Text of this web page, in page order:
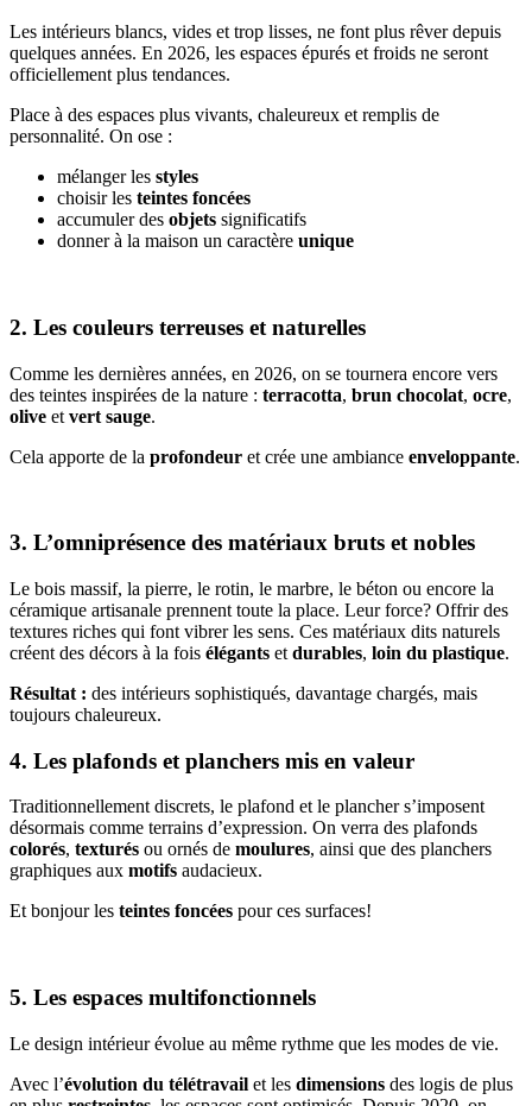
Les intérieurs blancs, vides et trop lisses, ne font plus rêver depuis
quelques années. En 2026, les espaces épurés et froids ne seront
officiellement plus tendances.
Place à des espaces plus vivants, chaleureux et remplis de
personnalité. On ose :
mélanger les styles
choisir les teintes foncées
accumuler des objets significatifs
donner à la maison un caractère unique
2. Les couleurs terreuses et naturelles
Comme les dernières années, en 2026, on se tournera encore vers
des teintes inspirées de la nature : terracotta, brun chocolat, ocre,
olive et vert sauge.
Cela apporte de la profondeur et crée une ambiance enveloppante.
3. L’omniprésence des matériaux bruts et nobles
Le bois massif, la pierre, le rotin, le marbre, le béton ou encore la
céramique artisanale prennent toute la place. Leur force? Offrir des
textures riches qui font vibrer les sens. Ces matériaux dits naturels
créent des décors à la fois élégants et durables, loin du plastique.
Résultat : des intérieurs sophistiqués, davantage chargés, mais
toujours chaleureux.
4. Les plafonds et planchers mis en valeur
Traditionnellement discrets, le plafond et le plancher s’imposent
désormais comme terrains d’expression. On verra des plafonds
colorés, texturés ou ornés de moulures, ainsi que des planchers
graphiques aux motifs audacieux.
Et bonjour les teintes foncées pour ces surfaces!
5. Les espaces multifonctionnels
Le design intérieur évolue au même rythme que les modes de vie.
Avec l’évolution du télétravail et les dimensions des logis de plus